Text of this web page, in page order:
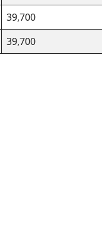
39,700
39,700